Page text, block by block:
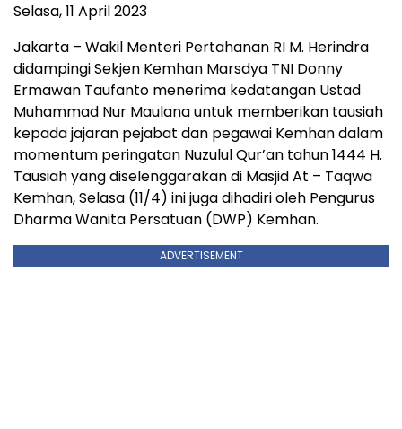
Selasa, 11 April 2023
Jakarta – Wakil Menteri Pertahanan RI M. Herindra
didampingi Sekjen Kemhan Marsdya TNI Donny
Ermawan Taufanto menerima kedatangan Ustad
Muhammad Nur Maulana untuk memberikan tausiah
kepada jajaran pejabat dan pegawai Kemhan dalam
momentum peringatan Nuzulul Qur’an tahun 1444 H.
Tausiah yang diselenggarakan di Masjid At – Taqwa
Kemhan, Selasa (11/4) ini juga dihadiri oleh Pengurus
Dharma Wanita Persatuan (DWP) Kemhan.
ADVERTISEMENT